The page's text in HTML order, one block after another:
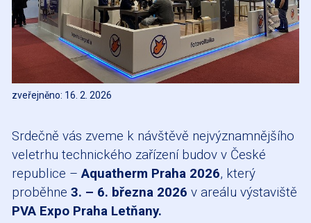
zveřejněno: 16. 2. 2026
Srdečně vás zveme k návštěvě nejvýznamnějšího
veletrhu technického zařízení budov v České
republice –Aquatherm Praha 2026, který
proběhne3. – 6. března 2026 v areálu výstaviště
PVA Expo Praha Letňany.